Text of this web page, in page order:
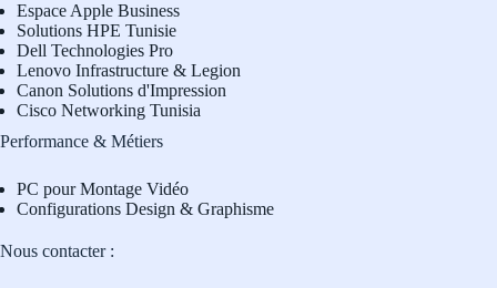
Espace Apple Business
Solutions HPE Tunisie
Dell Technologies Pro
Lenovo Infrastructure & Legion
Canon Solutions d'Impression
Cisco Networking Tunisia
Performance & Métiers
PC pour Montage Vidéo
Configurations Design & Graphisme
Nous contacter :